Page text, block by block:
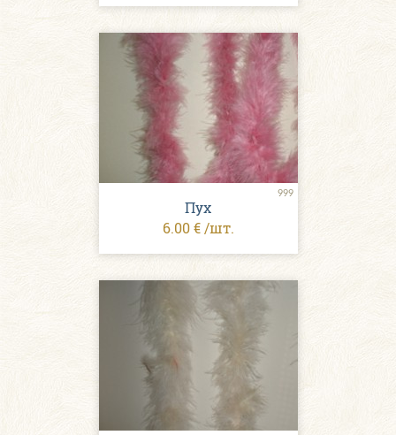
999
Пух
6.00 € /шт.